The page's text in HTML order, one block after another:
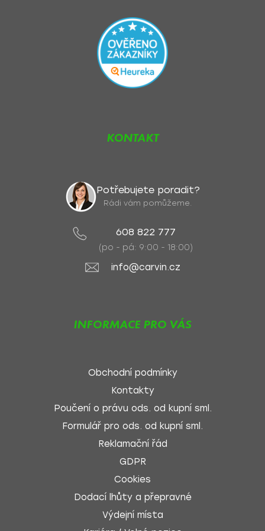
KONTAKT
Potřebujete poradit?
Rádi vám pomůžeme.
608 822 777
(po - pá: 9:00 - 18:00)
info@carvin.cz
INFORMACE PRO VÁS
Obchodní podmínky
Kontakty
Poučení o právu ods. od kupní sml.
Formulář pro ods. od kupní sml.
Reklamační řád
GDPR
Cookies
Dodací lhůty a přepravné
Výdejní místa